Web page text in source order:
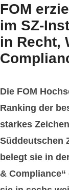
FOM
im SZ-
in Recht,
Die FOM
Ranking der
starkes
Süddeutschen
belegt sie in
&